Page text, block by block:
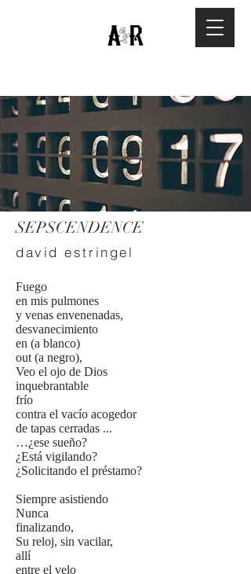
SEPSCENDENCE
david estringel
Fuego
en mis pulmones
y venas envenenadas,
desvanecimiento
en (a blanco)
out (a negro),
Veo el ojo de Dios
inquebrantable
frío
contra el vacío acogedor
de tapas cerradas ...
…¿ese sueño?
¿Está vigilando?
¿Solicitando el préstamo?
Siempre asistiendo
Nunca
finalizando,
Su reloj, sin vacilar,
allí
entre el velo